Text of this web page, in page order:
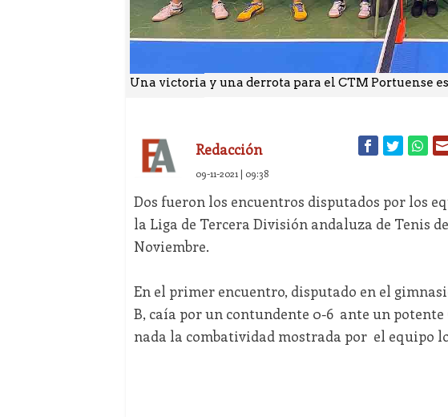
Una victoria y una derrota para el CTM Portuense
Redacción
09-11-2021 | 09:38
Dos fueron los encuentros disputados por los
la Liga de Tercera División andaluza de Tenis
Noviembre.
En el primer encuentro, disputado en el
B, caía por un contundente 0-6 ante un
nada la combatividad mostrada por el equipo